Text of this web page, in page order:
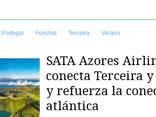
Portugal Funchal Terceira Verano
SATA Azores
conecta Terceira
y refuerza la
atlántica